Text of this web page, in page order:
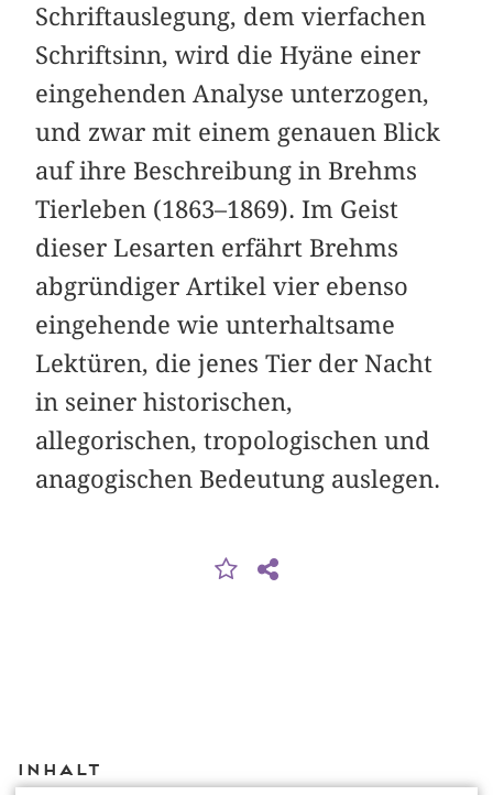
Schriftauslegung, dem vierfachen
Schriftsinn, wird die Hyäne einer
eingehenden Analyse unterzogen,
und zwar mit einem genauen Blick
auf ihre Beschreibung in Brehms
Tierleben (1863–1869). Im Geist
dieser Lesarten erfährt Brehms
abgründiger Artikel vier ebenso
eingehende wie unterhaltsame
Lektüren, die jenes Tier der Nacht
in seiner historischen,
allegorischen, tropologischen und
anagogischen Bedeutung auslegen.
Inhalt